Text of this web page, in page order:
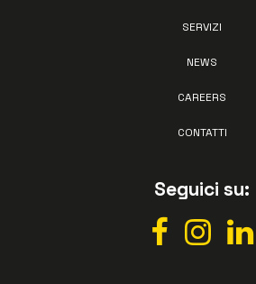
SERVIZI
NEWS
CAREERS
CONTATTI
Seguici su: